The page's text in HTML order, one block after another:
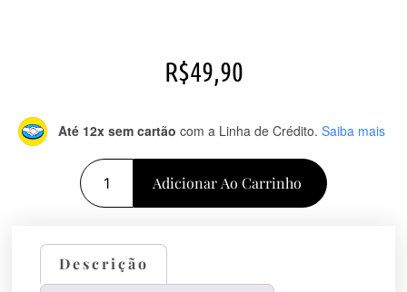
R$49,90
Até 12x sem cartão com a Linha de Crédito. Saiba mais
Adicionar Ao Carrinho
Descrição